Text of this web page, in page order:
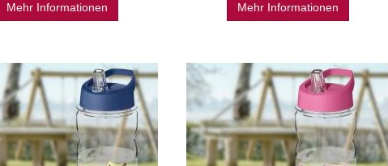
Mehr Informationen Mehr Informationen